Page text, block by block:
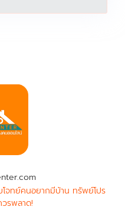
จทย์คนอยากมีบ้าน ทรัพย์โปร
รพลาด!